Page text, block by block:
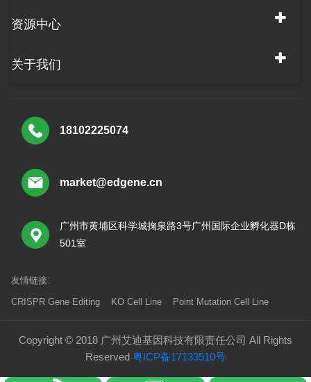
资源中心
关于我们
18102225074
market@edgene.cn
广州市黄埔区科学城掬泉路3号广州国际企业孵化器D栋
501室
友情链接:
CRISPR Gene Editing KO Cell Line Point Mutation Cell Line
Copyright © 2018 广州艾迪基因科技有限责任公司 All Rights
Reserved 粤ICP备17133510号